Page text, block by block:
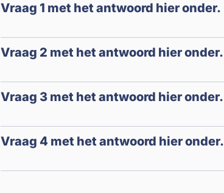
Vraag 1 met het antwoord hier onder.
Vraag 2 met het antwoord hier onder.
Vraag 3 met het antwoord hier onder.
Vraag 4 met het antwoord hier onder.